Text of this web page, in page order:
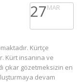
27MAR
Kürtçe
Kürt insanına ve
çıkar gözetmeksizin en
devam